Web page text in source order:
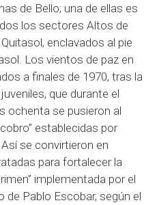
de Bello; una de ellas es
los sectores Altos de
enclavados al pie
Los vientos de paz en
a finales de 1970, tras la
que durante el
ochenta se pusieron al
establecidas por
se convirtieron en
para fortalecer la
implementada por el
de Pablo Escobar, según el